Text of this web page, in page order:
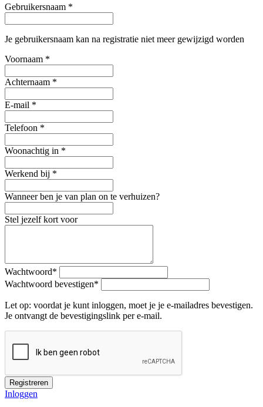
Gebruikersnaam *
Je gebruikersnaam kan na registratie niet meer gewijzigd worden
Voornaam *
Achternaam *
E-mail *
Telefoon *
Woonachtig in *
Werkend bij *
Wanneer ben je van plan on te verhuizen?
Stel jezelf kort voor
Wachtwoord*
Wachtwoord bevestigen*
Let op: voordat je kunt inloggen, moet je je e-mailadres bevestigen.
Je ontvangt de bevestigingslink per e-mail.
Registreren
Inloggen